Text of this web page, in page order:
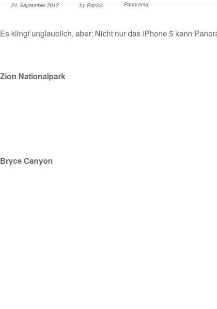
24. September 2012 by Patrick Panorama
Es klingt unglaublich, aber: Nicht nur das iPhone 5 kann
Zion Nationalpark
Bryce Canyon